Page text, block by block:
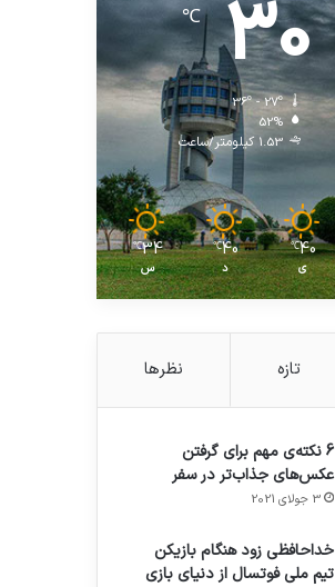
30
℃
36º - 27º
52%
1.53 کیلومتر/ساعت
40
℃
ی
40
℃
د
34
℃
س
تازه نظرها
6 نکته‌ی مهم برای گرفتن
عکس‌های جذاب‌تر در سفر
3 جولای 2021
خداحافظی زود هنگام بازیکن
تیم ملی فوتسال از دنیای بازی